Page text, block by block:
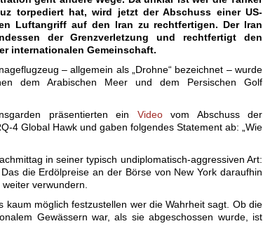
torpediert hat, wird jetzt der Abschuss einer US-
Luftangriff auf den Iran zu rechtfertigen. Der Iran
der Grenzverletzung und rechtfertigt den
internationalen Gemeinschaft.
– allgemein als „Drohne“ bezeichnet – wurde
dem Arabischen Meer und dem Persischen Golf
präsentierten ein Videovom Abschuss der
4 Global Hawk und gaben folgendes Statement ab: „Wie
in seiner typisch undiplomatisch-aggressiven Art:
die Erdölpreise an der Börse von New York daraufhin
verwundern.
kaum möglich festzustellen wer die Wahrheit sagt. Ob die
Gewässern war, als sie abgeschossen wurde, ist